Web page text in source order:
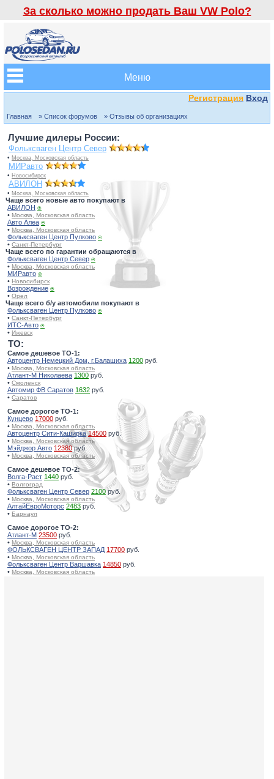
За сколько можно продать Ваш VW Polo?
Меню
Регистрация Вход
Главная » Список форумов » Отзывы об организациях
Лучшие дилеры России:
Фольксваген Центр Север
• Москва, Московская область
МИРавто
• Новосибирск
АВИЛОН
• Москва, Московская область
Чаще всего новые авто покупают в
АВИЛОН ⍟
• Москва, Московская область
Авто Алеа ⍟
• Москва, Московская область
Фольксваген Центр Пулково ⍟
• Санкт-Петербург
Чаще всего по гарантии обращаются в
Фольксваген Центр Север ⍟
• Москва, Московская область
МИРавто ⍟
• Новосибирск
Возрождение ⍟
• Орел
Чаще всего б/у автомобили покупают в
Фольксваген Центр Пулково ⍟
• Санкт-Петербург
ИТС-Авто ⍟
• Ижевск
TO:
Самое дешевое ТО-1:
Автоцентр Немецкий Дом, г.Балашиха 1200 руб.
• Москва, Московская область
Атлант-М Николаева 1300 руб.
• Смоленск
Автомир ФВ Саратов 1632 руб.
• Саратов
Самое дорогое ТО-1:
Кунцево 17000 руб.
• Москва, Московская область
Автоцентр Сити-Каширка 14500 руб.
• Москва, Московская область
Мэйджор Авто 12380руб.
• Москва, Московская область
Самое дешевое ТО-2:
Волга-Раст 1440 руб.
• Волгоград
Фольксваген Центр Север 2100руб.
• Москва, Московская область
АлтайЕвроМоторс 2483 руб.
• Барнаул
Самое дорогое ТО-2:
Атлант-М 23500 руб.
• Москва, Московская область
ФОЛЬКСВАГЕН ЦЕНТР ЗАПАД 17700 руб.
• Москва, Московская область
Фольксваген Центр Варшавка 14850 руб.
• Москва, Московская область